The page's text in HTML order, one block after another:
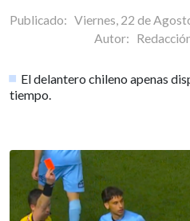
Publicado: Viernes, 22 de
Autor:
El delantero chileno apenas
tiempo.